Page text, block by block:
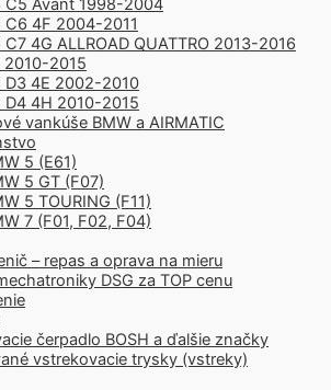
C5 Avant 1998-2004
C6 4F 2004-2011
C7 4G ALLROAD QUATTRO 2013-2016
2010-2015
D3 4E 2002-2010
D4 4H 2010-2015
vankúše BMW a AIRMATIC
5 (E61)
5 GT (F07)
5 TOURING (F11)
7 (F01, F02, F04)
– repas a oprava na mieru
DSG za TOP cenu
čerpadlo BOSH a ďalšie značky
vstrekovacie trysky (vstreky)